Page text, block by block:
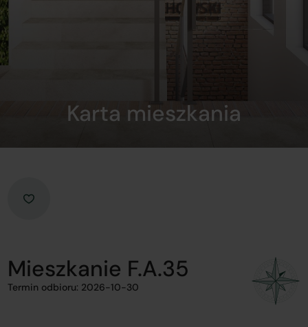
Karta mieszkania
Mieszkanie F.A.35
Termin odbioru: 2026-10-30